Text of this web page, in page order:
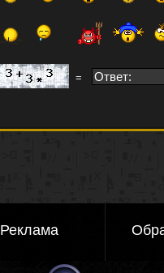
=
Реклама